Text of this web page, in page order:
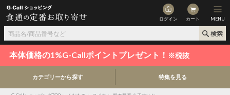
ログイン カート MENU
本体価格の1%G-Callポイントプレゼント！ ※税抜
カテゴリーから探す 特集を見る